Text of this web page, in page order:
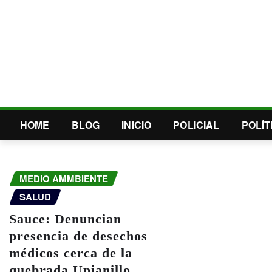
HOME BLOG INICIO POLICIAL
MEDIO AMMBIENTE
SALUD
Sauce: Denuncian
presencia de desechos
médicos cerca de la